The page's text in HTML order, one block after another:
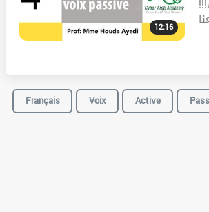
12:16
Français Voix Active